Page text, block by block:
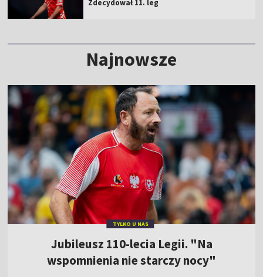
Zdecydował 11. leg
Najnowsze
TYLKO U NAS
Jubileusz 110-lecia Legii. "Na
wspomnienia nie starczy nocy"